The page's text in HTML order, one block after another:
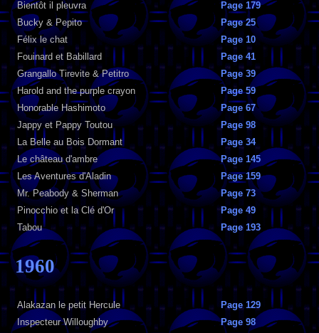
Bientôt il pleuvra
Page 179
Bucky & Pepito
Page 25
Félix le chat
Page 10
Fouinard et Babillard
Page 41
Grangallo Tirevite & Petitro
Page 39
Harold and the purple crayon
Page 59
Honorable Hashimoto
Page 67
Jappy et Pappy Toutou
Page 98
La Belle au Bois Dormant
Page 34
Le château d'ambre
Page 145
Les Aventures d'Aladin
Page 159
Mr. Peabody & Sherman
Page 73
Pinocchio et la Clé d'Or
Page 49
Tabou
Page 193
1960
Alakazan le petit Hercule
Page 129
Inspecteur Willoughby
Page 98